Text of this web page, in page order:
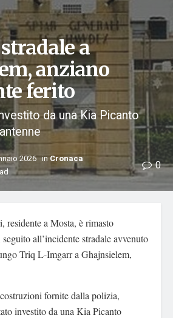
a
anziano
ferito
da una Kia Picanto
2026 inCronaca
0
residente a Mosta, è rimasto
all’incidente stradale avvenuto
Triq L-Imgarr a Ghajnsielem,
fornite dalla polizia,
investito da una Kia Picanto